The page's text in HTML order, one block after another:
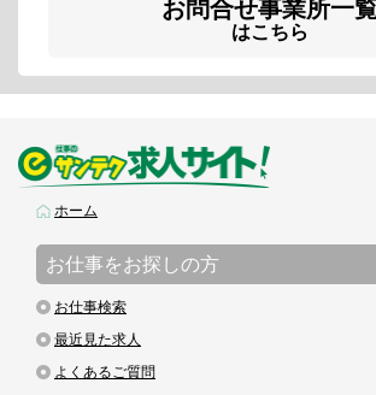
お問合せ事業所一
はこちら
ホーム
お仕事をお探しの方
お仕事検索
最近見た求人
よくあるご質問